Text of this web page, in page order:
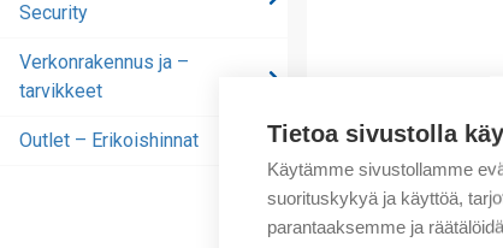
Tietoa sivustolla
Käytämme sivustollamme
suorituskykyä ja käyttöä,
parantaaksemme ja
Security
Verkonrakennus ja –
tarvikkeet
Outlet – Erikoishinnat
tarvikkeet
Outlet – Erikoishinnat